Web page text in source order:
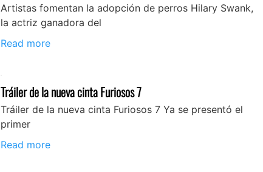
Artistas fomentan la adopción de perros Hilary Swank,
la actriz ganadora del
Read more
Tráiler de la nueva cinta Furiosos 7
Tráiler de la nueva cinta Furiosos 7 Ya se presentó el
primer
Read more